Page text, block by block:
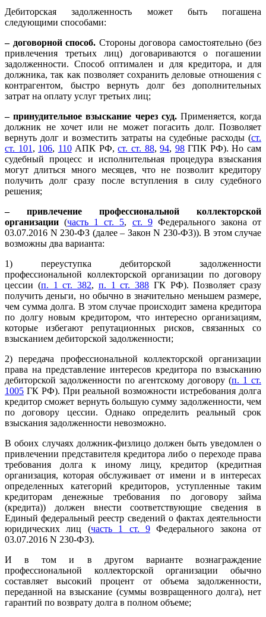
Дебиторская задолженность может быть погашена
следующими способами:
– договорной способ. Стороны договора самостоятельно (без
привлечения третьих лиц) договариваются о погашении
задолженности. Способ оптимален и для кредитора, и для
должника, так как позволяет сохранить деловые отношения с
контрагентом, быстро вернуть долг без дополнительных
затрат на оплату услуг третьих лиц;
– принудительное взыскание через суд.Применяется, когда
должник не хочет или не может погасить долг. Позволяет
вернуть долг и возместить затраты на судебные расходы (ст.
ст. 101 , 106, 110АПК РФ,ст. ст. 88,94, 98ГПК РФ). Но сам
судебный процесс и исполнительная процедура взыскания
могут длиться много месяцев, что не позволит кредитору
получить долг сразу после вступления в силу судебного
решения;
– привлечение профессиональной коллекторской
организации (часть 1 ст. 5, ст. 9Федерального закона от
03.07.2016 N 230-ФЗ (далее – Закон N 230-ФЗ)). В этом случае
возможны два варианта:
1) переуступка дебиторской задолженности
профессиональной коллекторской организации по договору
цессии (п. 1 ст. 382, п. 1 ст. 388 ГК РФ). Позволяет сразу
получить деньги, но обычно в значительно меньшем размере,
чем сумма долга. В этом случае происходит замена кредитора
по долгу новым кредитором, что интересно организациям,
которые избегают репутационных рисков, связанных со
взысканием дебиторской задолженности;
2) передача профессиональной коллекторской организации
права на представление интересов кредитора по взысканию
дебиторской задолженности по агентскому договору (п. 1 ст.
1005 ГК РФ). При реальной возможности истребования долга
кредитор сможет вернуть большую сумму задолженности, чем
по договору цессии. Однако определить реальный срок
взыскания задолженности невозможно.
В обоих случаях должник-физлицо должен быть уведомлен о
привлечении представителя кредитора либо о переходе права
требования долга к иному лицу, кредитор (кредитная
организация, которая обслуживает от имени и в интересах
определенных категорий кредиторов, уступленные таким
кредиторам денежные требования по договору займа
(кредита)) должен внести соответствующие сведения в
Единый федеральный реестр сведений о фактах деятельности
юридических лиц (часть 1 ст. 9Федерального закона от
03.07.2016 N 230-ФЗ).
И в том и в другом варианте вознаграждение
профессиональной коллекторской организации обычно
составляет высокий процент от объема задолженности,
переданной на взыскание (суммы возвращенного долга), нет
гарантий по возврату долга в полном объеме;